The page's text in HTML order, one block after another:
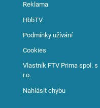
Reklama
HbbTV
Podmínky užívání
Cookies
Vlastník FTV Prima spol. s
r.o.
Nahlásit chybu